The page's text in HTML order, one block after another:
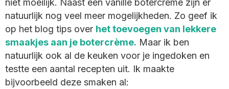
niet moeilijk. Naast een vanille botercrème zijn er
natuurlijk nog veel meer mogelijkheden. Zo geef ik
op het blog tips over het toevoegen van lekkere
smaakjes aan je botercrème. Maar ik ben
natuurlijk ook al de keuken voor je ingedoken en
testte een aantal recepten uit. Ik maakte
bijvoorbeeld deze smaken al: